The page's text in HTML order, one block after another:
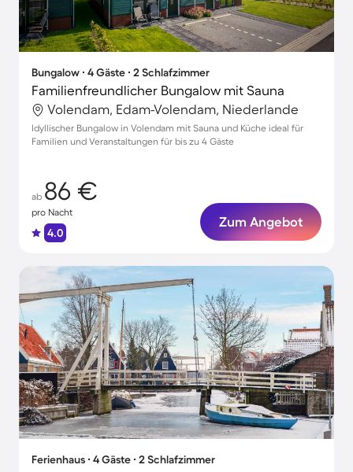
Bungalow ∙ 4 Gäste ∙ 2 Schlafzimmer
Familienfreundlicher Bungalow mit Sauna
Volendam, Edam-Volendam, Niederlande
Idyllischer Bungalow in Volendam mit Sauna und Küche ideal für
Familien und Veranstaltungen für bis zu 4 Gäste
ab 86 €
pro Nacht
4.0
Zum Angebot
Ferienhaus ∙ 4 Gäste ∙ 2 Schlafzimmer